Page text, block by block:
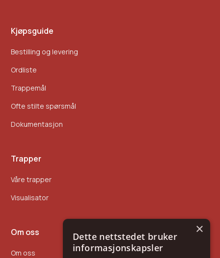
Kjøpsguide
Bestilling og levering
Ordliste
Trappemål
Ofte stilte spørsmål
Dokumentasjon
Trapper
Våre trapper
Visualisator
Om oss
Om oss
×
Dette nettstedet bruker
informasjonskapsler